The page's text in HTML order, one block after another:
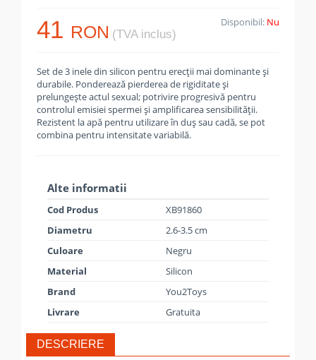
41 RON (TVA inclus)
Disponibil: Nu
Set de 3 inele din silicon pentru erecții mai dominante și
durabile. Ponderează pierderea de rigiditate și
prelungește actul sexual; potrivire progresivă pentru
controlul emisiei spermei și amplificarea sensibilității.
Rezistent la apă pentru utilizare în duș sau cadă, se pot
combina pentru intensitate variabilă.
Alte informatii
Cod Produs
XB91860
Diametru
2.6-3.5 cm
Culoare
Negru
Material
Silicon
Brand
You2Toys
Livrare
Gratuita
DESCRIERE